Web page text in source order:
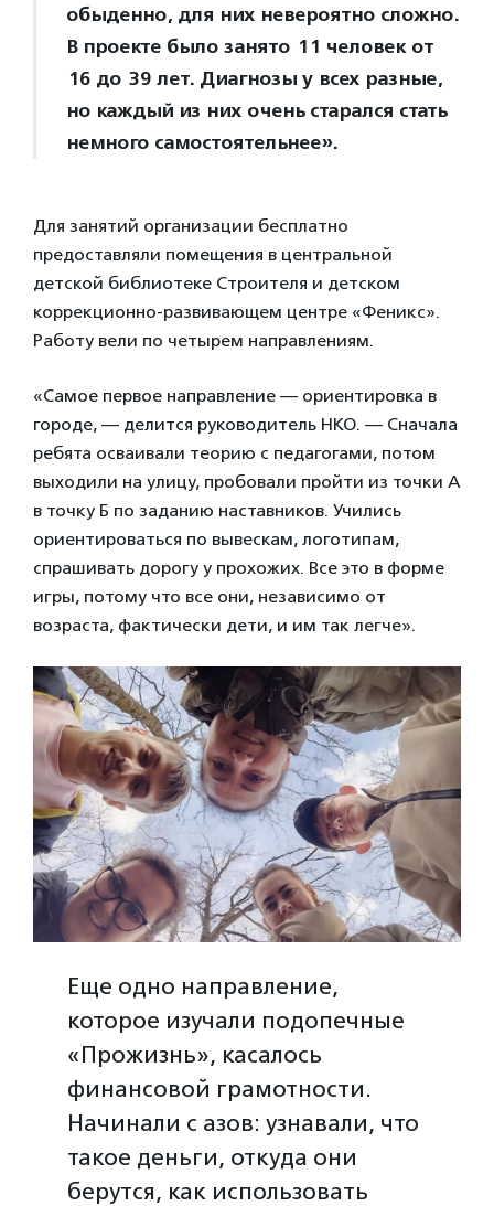
обыденно, для них невероятно сложно.
В проекте было занято 11 человек от
16 до 39 лет. Диагнозы у всех разные,
но каждый из них очень старался стать
немного самостоятельнее».
Для занятий организации бесплатно
предоставляли помещения в центральной
детской библиотеке Строителя и детском
коррекционно-развивающем центре «Феникс».
Работу вели по четырем направлениям.
«Самое первое направление — ориентировка в
городе, — делится руководитель НКО. — Сначала
ребята осваивали теорию с педагогами, потом
выходили на улицу, пробовали пройти из точки А
в точку Б по заданию наставников. Учились
ориентироваться по вывескам, логотипам,
спрашивать дорогу у прохожих. Все это в форме
игры, потому что все они, независимо от
возраста, фактически дети, и им так легче».
Еще одно направление,
которое изучали подопечные
«Прожизнь», касалось
финансовой грамотности.
Начинали с азов: узнавали, что
такое деньги, откуда они
берутся, как использовать